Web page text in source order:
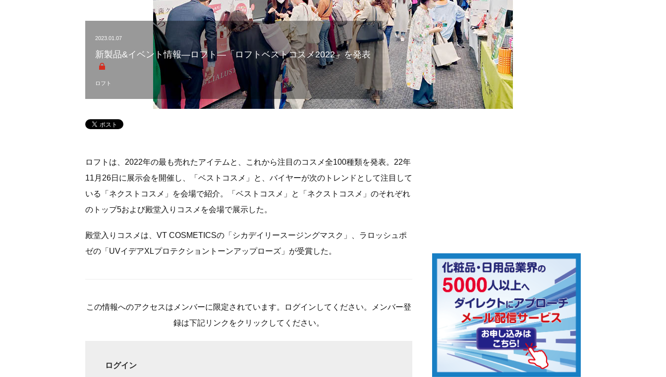
2023.01.07
新製品&イベント情報―ロフト―「ロフトベストコスメ2022」を発表
ロフト
ロフトは、2022年の最も売れたアイテムと、これから注目のコスメ全100種類を発表。22年
11月26日に展示会を開催し、「ベストコスメ」と、バイヤーが次のトレンドとして注目して
いる「ネクストコスメ」を会場で紹介。「ベストコスメ」と「ネクストコスメ」のそれぞれ
のトップ5および殿堂入りコスメを会場で展示した。
殿堂入りコスメは、VT COSMETICSの「シカデイリースージングマスク」、ラロッシュポ
ゼの「UVイデアXLプロテクショントーンアップローズ」が受賞した。
この情報へのアクセスはメンバーに限定されています。ログインしてください。メンバー登
録は下記リンクをクリックしてください。
ログイン